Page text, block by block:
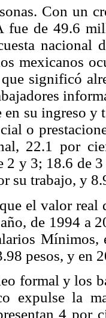
Con un
fue de 49.6
nacional
mexicanos
significó
en su ingreso y
o
22.1 por
2 y 3; 18.6 de
su trabajo, y
el valor
de 1994 a
pesos, y en
formal y los
expulse la
4 por